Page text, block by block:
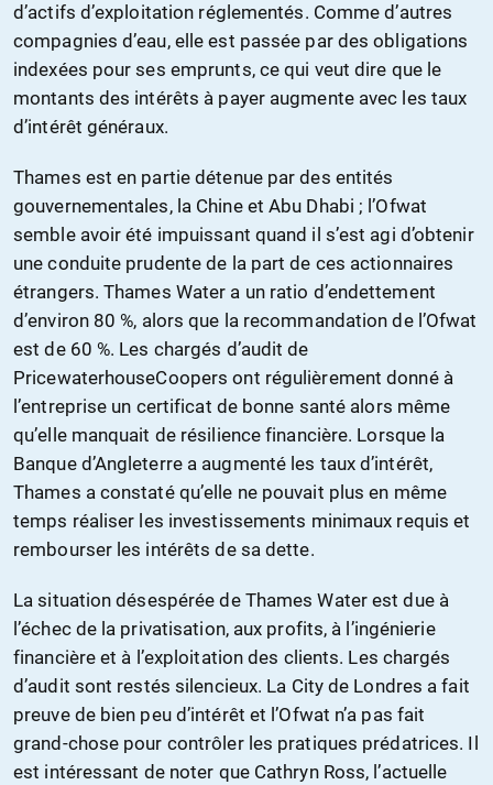
d’actifs d’exploitation réglementés. Comme d’autres
compagnies d’eau, elle est passée par des obligations
indexées pour ses emprunts, ce qui veut dire que le
montants des intérêts à payer augmente avec les taux
d’intérêt généraux.
Thames est en partie détenue par des entités
gouvernementales, la Chine et Abu Dhabi ; l’Ofwat
semble avoir été impuissant quand il s’est agi d’obtenir
une conduite prudente de la part de ces actionnaires
étrangers. Thames Water a un ratio d’endettement
d’environ 80 %, alors que la recommandation de l’Ofwat
est de 60 %. Les chargés d’audit de
PricewaterhouseCoopers ont régulièrement donné à
l’entreprise un certificat de bonne santé alors même
qu’elle manquait de résilience financière. Lorsque la
Banque d’Angleterre a augmenté les taux d’intérêt,
Thames a constaté qu’elle ne pouvait plus en même
temps réaliser les investissements minimaux requis et
rembourser les intérêts de sa dette.
La situation désespérée de Thames Water est due à
l’échec de la privatisation, aux profits, à l’ingénierie
financière et à l’exploitation des clients. Les chargés
d’audit sont restés silencieux. La City de Londres a fait
preuve de bien peu d’intérêt et l’Ofwat n’a pas fait
grand-chose pour contrôler les pratiques prédatrices. Il
est intéressant de noter que Cathryn Ross, l’actuelle